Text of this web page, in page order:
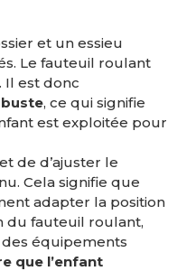
et un essieu
Le fauteuil roulant
Il est donc
, ce qui signifie
est exploitée pour
de d’ajuster le
Cela signifie que
adapter la position
du fauteuil roulant,
équipements
que l’enfant